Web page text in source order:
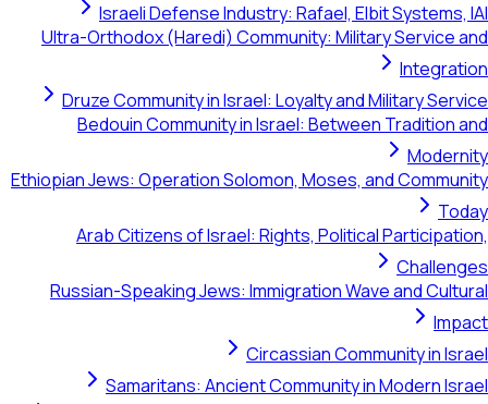
Israeli Defense Industry: Rafael, Elbit
Ultra-Orthodox (Haredi) Community: Military
Druze Community in Israel: Loyalty and Military
Bedouin Community in Israel: Between
Ethiopian Jews: Operation Solomon, Moses, and
Arab Citizens of Israel: Rights, Political
Russian-Speaking Jews: Immigration Wave and
Circassian Community
Samaritans: Ancient Community in